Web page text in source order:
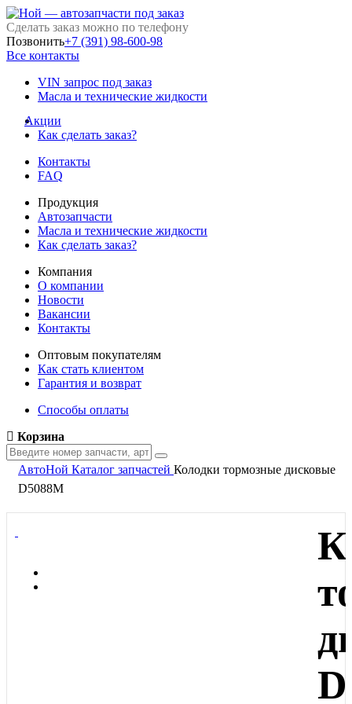
Сделать заказ можно по телефону
Позвонить+7 (391) 98-600-98
Все контакты
VIN запрос под заказ
Масла и технические жидкости
Акции
Как сделать заказ?
Контакты
FAQ
Продукция
Автозапчасти
Масла и технические жидкости
Как сделать заказ?
Компания
О компании
Новости
Вакансии
Контакты
Оптовым покупателям
Как стать клиентом
Гарантия и возврат
Способы оплаты
Корзина
АвтоНой Каталог запчастей Колодки тормозные дисковые
D5088M